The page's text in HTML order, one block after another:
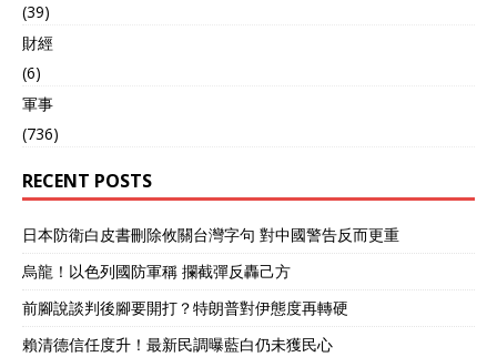
(39)
財經
(6)
軍事
(736)
RECENT POSTS
日本防衛白皮書刪除攸關台灣字句 對中國警告反而更重
烏龍！以色列國防軍稱 攔截彈反轟己方
前腳說談判後腳要開打？特朗普對伊態度再轉硬
賴清德信任度升！最新民調曝藍白仍未獲民心